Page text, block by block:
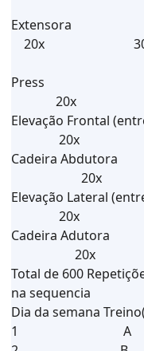
20x
20x
Elevação
20x
Cadeira
20x
Elevação Lateral
20x
20x
Total de 600
na sequencia
Dia da semana
1 A